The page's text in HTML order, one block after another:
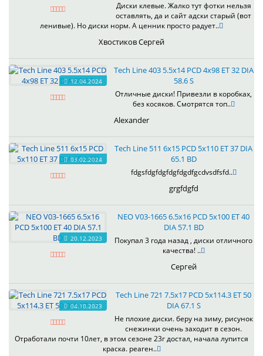
Диски клевые. Жалко тут фотки нельзя
оставлять, да и сайт адски старый (вот
ленивые). Но диски норм. А ценник просто радует..
Хвостиков Сергей
12.04.2024
Tech Line 403 5.5x14 PCD 4x98 ET 32 DIA
58.6 S
Отличные диски! Привезли в коробках,
без косяков. Смотрятся топ..
Alexander
03.02.2024
Tech Line 511 6x15 PCD 5x110 ET 37 DIA
65.1 BD
fdgsfdgfdgfdgfdgdfgcdvsdfsfd..
grgfdgfd
20.12.2023
NEO V03-1665 6.5x16 PCD 5x100 ET 40
DIA 57.1 BD
Покупал 3 года назад , диски отличного
качества! ..
Сергей
04.10.2023
Tech Line 721 7.5x17 PCD 5x114.3 ET 50
DIA 67.1 S
Не плохие диски. беру на зиму, рисунок
снежинки очень заходит в сезон.
Отработали почти 10лет, в этом сезоне 23г достал, начала лупится
краска. реаген..